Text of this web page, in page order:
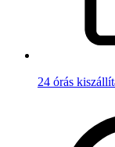
24 órás